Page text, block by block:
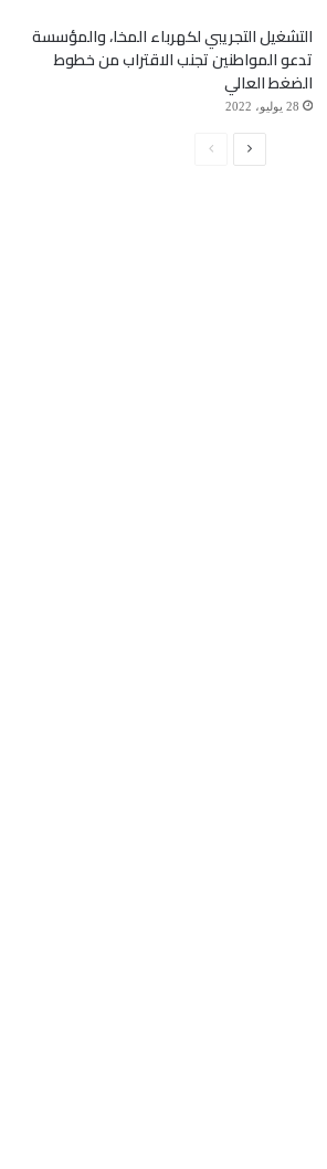
التشغيل التجريبي لكهرباء المخا، والمؤسسة
تدعو المواطنين تجنب الاقتراب من خطوط
الضغط العالي
28 يوليو، 2022
الصفحة
الصفحة